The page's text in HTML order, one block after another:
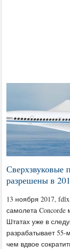
Сверхзвуковые
разрешены в
13 ноября 2017,
самолета
Штатах уже в
разрабатывает
чем вдвое